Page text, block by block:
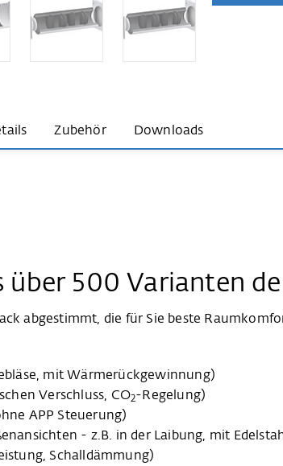
Zubehör Downloads
über 500 Varianten
abgestimmt, die für Sie beste
mit Wärmerückgewinnung)
Verschluss, CO2-Regelung)
APP Steuerung)
- z.B. in der Laibung, mit
Schalldämmung)